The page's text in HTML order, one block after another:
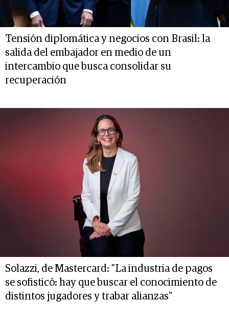
Tensión diplomática y negocios con Brasil: la
salida del embajador en medio de un
intercambio que busca consolidar su
recuperación
Solazzi, de Mastercard: ”La industria de pagos
se sofisticó: hay que buscar el conocimiento de
distintos jugadores y trabar alianzas"